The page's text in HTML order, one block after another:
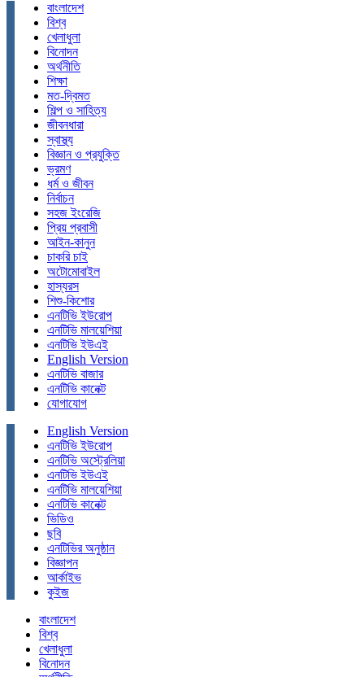
বাংলাদেশ
বিশ্ব
খেলাধুলা
বিনোদন
অর্থনীতি
শিক্ষা
মত-দ্বিমত
শিল্প ও সাহিত্য
জীবনধারা
স্বাস্থ্য
বিজ্ঞান ও প্রযুক্তি
ভ্রমণ
ধর্ম ও জীবন
নির্বাচন
সহজ ইংরেজি
প্রিয় প্রবাসী
আইন-কানুন
চাকরি চাই
অটোমোবাইল
হাস্যরস
শিশু-কিশোর
এনটিভি ইউরোপ
এনটিভি মালয়েশিয়া
এনটিভি ইউএই
English Version
এনটিভি বাজার
এনটিভি কানেক্ট
যোগাযোগ
English Version
এনটিভি ইউরোপ
এনটিভি অস্ট্রেলিয়া
এনটিভি ইউএই
এনটিভি মালয়েশিয়া
এনটিভি কানেক্ট
ভিডিও
ছবি
এনটিভির অনুষ্ঠান
বিজ্ঞাপন
আর্কাইভ
কুইজ
বাংলাদেশ
বিশ্ব
খেলাধুলা
বিনোদন